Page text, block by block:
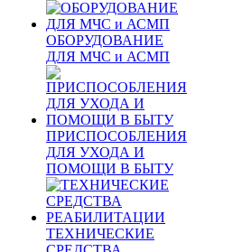
ОБОРУДОВАНИЕ
ДЛЯ МЧС и АСМП
ПРИСПОСОБЛЕНИЯ
ДЛЯ УХОДА И
ПОМОЩИ В БЫТУ
ТЕХНИЧЕСКИЕ